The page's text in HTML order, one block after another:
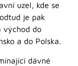
uzel, kde se
je pak
východ do
a do Polska.
dávné